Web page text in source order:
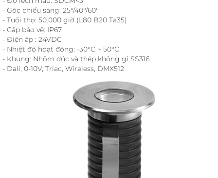
- Góc chiếu sáng: 25°/40°/60°
- Tuổi thọ: 50.000 giờ (L80 B20 Ta35)
- Cấp bảo vệ: IP67
- Điện áp : 24VDC
- Nhiệt độ hoạt động: -30°C ~ 50°C
- Khung: Nhôm đúc và thép không gỉ SS316
- Dali, 0-10V, Triac, Wireless, DMX512